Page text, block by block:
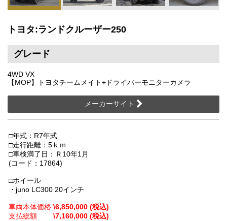
トヨタ:ランドクルーザー250
グレード
4WD VX
【MOP】トヨタチームメイト+ドライバーモニターカメラ
メーカーサイト
□年式：R7年式
□走行距離：5ｋｍ
□車検満了日：Ｒ10年1月
(コード：17864)
□ホイール
・juno LC300 20インチ
車両本体価格 \6,850,000 (税込)
支払総額 \7,160,000 (税込)